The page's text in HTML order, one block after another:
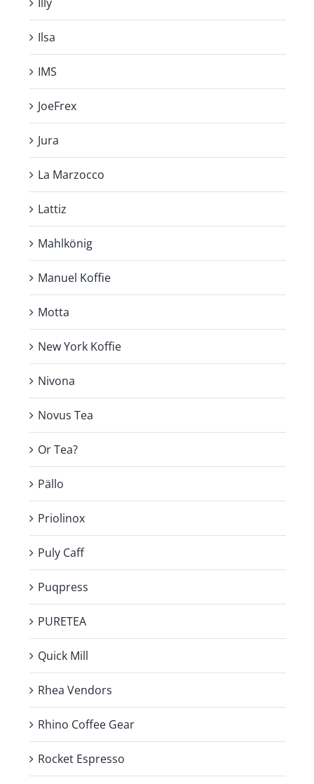
Ilsa
IMS
JoeFrex
Jura
La Marzocco
Lattiz
Mahlkönig
Manuel Koffie
Motta
New York Koffie
Nivona
Novus Tea
Or Tea?
Pällo
Priolinox
Puly Caff
Puqpress
PURETEA
Quick Mill
Rhea Vendors
Rhino Coffee Gear
Rocket Espresso